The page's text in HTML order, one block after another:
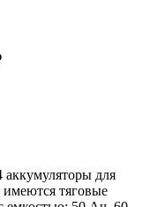
для
тяговые